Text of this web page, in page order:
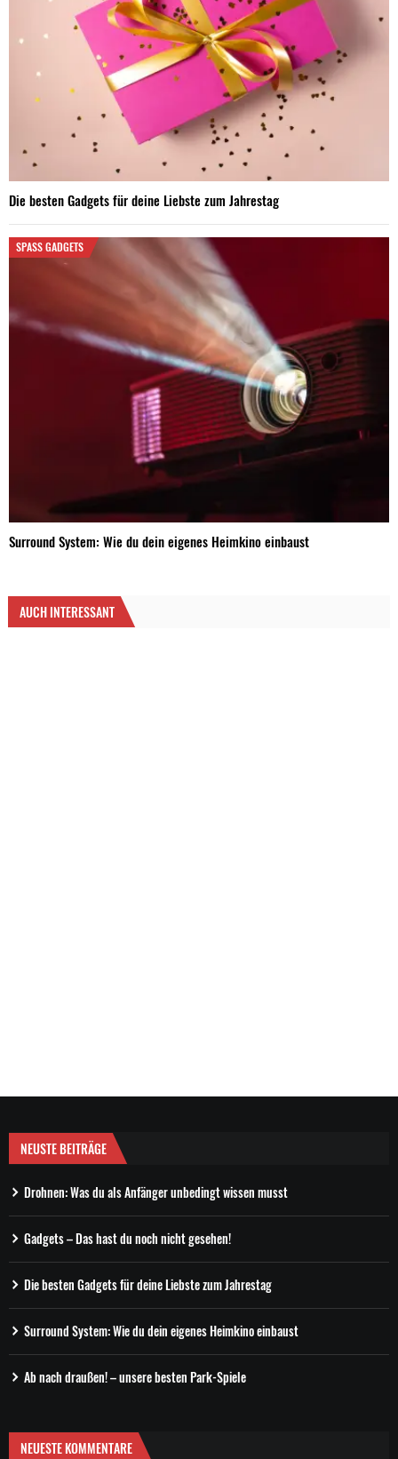
Die besten Gadgets für deine Liebste zum Jahrestag
SPASS GADGETS
Surround System: Wie du dein eigenes Heimkino einbaust
AUCH INTERESSANT
NEUSTE BEITRÄGE
Drohnen: Was du als Anfänger unbedingt wissen musst
Gadgets – Das hast du noch nicht gesehen!
Die besten Gadgets für deine Liebste zum Jahrestag
Surround System: Wie du dein eigenes Heimkino einbaust
Ab nach draußen! – unsere besten Park-Spiele
NEUESTE KOMMENTARE